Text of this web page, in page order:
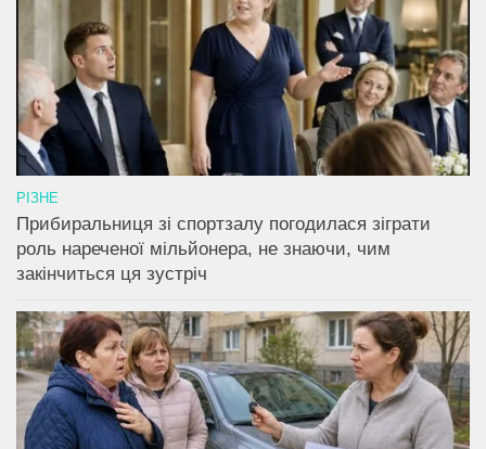
РІЗНЕ
Прибиральниця зі спортзалу погодилася зіграти
роль нареченої мільйонера, не знаючи, чим
закінчиться ця зустріч